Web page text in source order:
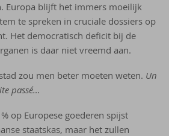
Europa blijft het immers moeilijk
te spreken in cruciale dossiers op
Het democratisch deficit bij de
is daar niet vreemd aan.
zou men beter moeten weten. Un
passé…
op Europese goederen spijst
staatskas, maar het zullen